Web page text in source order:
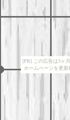
[PR] この広告は3ヶ
ホームページを更